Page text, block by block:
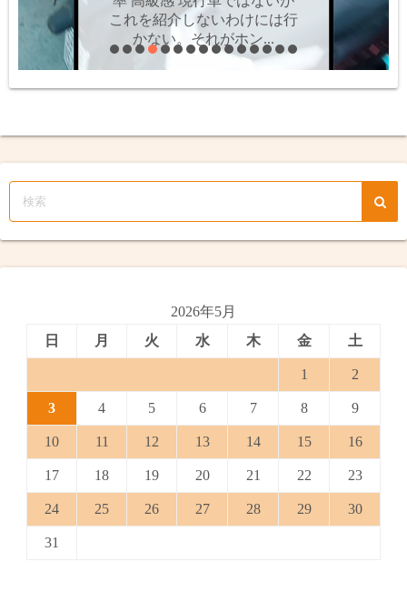
題や値段の問題だけではな
く、最大の難点は「両手を離
せない」こと。MT車だ...
2026年5月
日
月 火 水 木 金 土
1 2
3 4 5 6 7 8 9
10 11 12 13 14 15 16
17 18 19 20 21 22 23
24 25 26 27 28 29 30
31